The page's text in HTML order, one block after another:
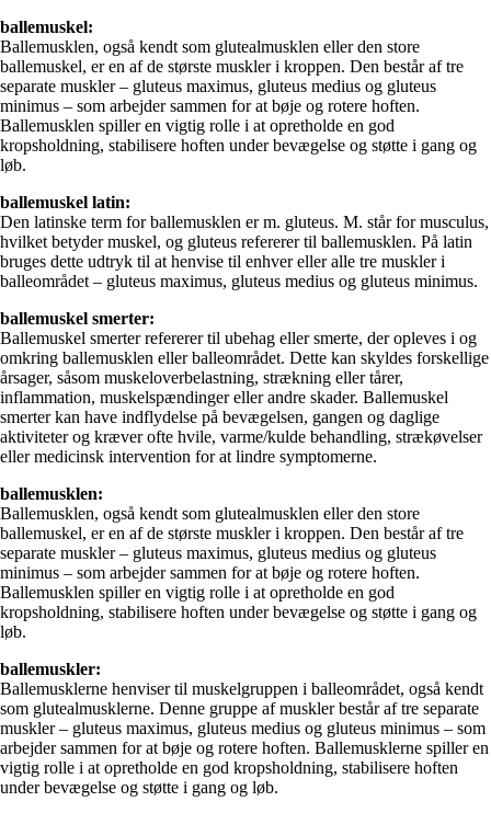
ballemuskel:
Ballemusklen, også kendt som glutealmusklen eller den store
ballemuskel, er en af ​​de største muskler i kroppen. Den består af tre
separate muskler – gluteus maximus, gluteus medius og gluteus
minimus – som arbejder sammen for at bøje og rotere hoften.
Ballemusklen spiller en vigtig rolle i at opretholde en god
kropsholdning, stabilisere hoften under bevægelse og støtte i gang og
løb.
ballemuskel latin:
Den latinske term for ballemusklen er m. gluteus. M. står for musculus,
hvilket betyder muskel, og gluteus refererer til ballemusklen. På latin
bruges dette udtryk til at henvise til enhver eller alle tre muskler i
balleområdet – gluteus maximus, gluteus medius og gluteus minimus.
ballemuskel smerter:
Ballemuskel smerter refererer til ubehag eller smerte, der opleves i og
omkring ballemusklen eller balleområdet. Dette kan skyldes forskellige
årsager, såsom muskeloverbelastning, strækning eller tårer,
inflammation, muskelspændinger eller andre skader. Ballemuskel
smerter kan have indflydelse på bevægelsen, gangen og daglige
aktiviteter og kræver ofte hvile, varme/kulde behandling, strækøvelser
eller medicinsk intervention for at lindre symptomerne.
ballemusklen:
Ballemusklen, også kendt som glutealmusklen eller den store
ballemuskel, er en af ​​de største muskler i kroppen. Den består af tre
separate muskler – gluteus maximus, gluteus medius og gluteus
minimus – som arbejder sammen for at bøje og rotere hoften.
Ballemusklen spiller en vigtig rolle i at opretholde en god
kropsholdning, stabilisere hoften under bevægelse og støtte i gang og
løb.
ballemuskler:
Ballemusklerne henviser til muskelgruppen i balleområdet, også kendt
som glutealmusklerne. Denne gruppe af muskler består af tre separate
muskler – gluteus maximus, gluteus medius og gluteus minimus – som
arbejder sammen for at bøje og rotere hoften. Ballemusklerne spiller en
vigtig rolle i at opretholde en god kropsholdning, stabilisere hoften
under bevægelse og støtte i gang og løb.